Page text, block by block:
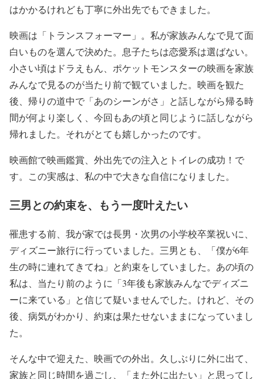
はかかるけれども丁寧に外出先でもできました。
映画は「トランスフォーマー」。私が家族みんなで見て面
白いものを選んで決めた。息子たちは恋愛系は選ばない。
小さい頃はドラえもん、ポケットモンスターの映画を家族
みんなで見るのが当たり前で観ていました。映画を観た
後、帰りの道中で「あのシーンがさ」と話しながら帰る時
間が何より楽しく、今回もあの頃と同じように話しながら
帰れました。それがとても嬉しかったのです。
映画館で映画鑑賞、外出先での注入とトイレの成功！で
す。この実感は、私の中で大きな自信になりました。
三男との約束を、もう一度叶えたい
罹患する前、我が家では長男・次男の小学校卒業祝いに、
ディズニー旅行に行っていました。三男とも、「僕が6年
生の時に連れてきてね」と約束をしていました。あの頃の
私は、当たり前のように「3年後も家族みんなでディズニ
ーに来ている」と信じて疑いませんでした。けれど、その
後、病気がわかり、約束は果たせないままになっていまし
た。
そんな中で迎えた、映画での外出。久しぶりに外に出て、
家族と同じ時間を過ごし、「また外に出たい」と思ってし